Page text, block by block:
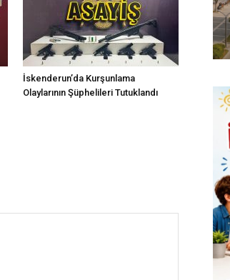
İskenderun’da Kurşunlama
Olaylarının Şüphelileri Tutuklandı